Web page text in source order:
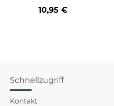
BERUF aus -
verschiedene Berufe
10,95 €
Schnellzugriff
Kontakt